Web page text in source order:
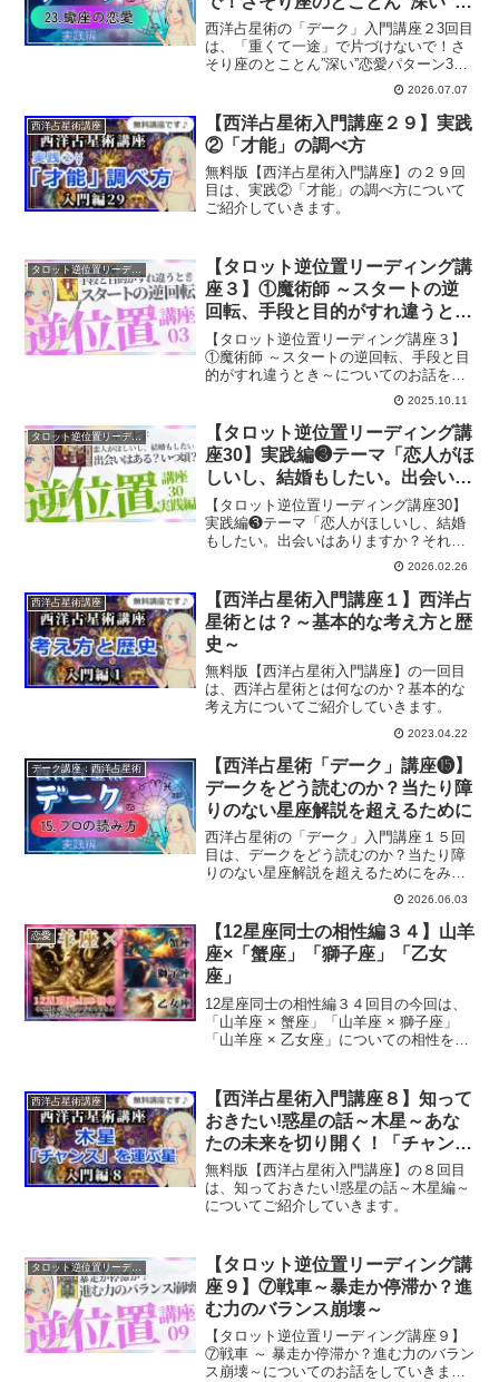
愛パターン3つ
西洋占星術の「デーク」入門講座２3回目
は、「重くて一途」で片づけないで！さ
そり座のとことん”深い”恋愛パターン3つ
2026.07.07
西洋占星術講座
【西洋占星術入門講座２９】実践
②「才能」の調べ方
無料版【西洋占星術入門講座】の２９回
目は、実践②「才能」の調べ方について
ご紹介していきます。
タロット逆位置リーディング講座
【タロット逆位置リーディング講
座３】①魔術師 ～スタートの逆
回転、手段と目的がすれ違うとき
～
【タロット逆位置リーディング講座３】
①魔術師 ～スタートの逆回転、手段と目
的がすれ違うとき～についてのお話をし
2025.10.11
タロット逆位置リーディング講座
【タロット逆位置リーディング講
座30】実践編❸テーマ「恋人がほ
しいし、結婚もしたい。出会いは
ありますか？それはいつ頃？」
【タロット逆位置リーディング講座30】
実践編❸テーマ「恋人がほしいし、結婚
もしたい。出会いはありますか？それは
いつ頃？」について、リーディングして
2026.02.26
西洋占星術講座
【西洋占星術入門講座１】西洋占
星術とは？～基本的な考え方と歴
史～
無料版【西洋占星術入門講座】の一回目
は、西洋占星術とは何なのか？基本的な
考え方についてご紹介していきます。
2023.04.22
デーク講座：西洋占星術
【西洋占星術「デーク」講座⓯】
デークをどう読むのか？当たり障
りのない星座解説を超えるために
西洋占星術の「デーク」入門講座１５回
目は、デークをどう読むのか？当たり障
りのない星座解説を超えるためにをみて
2026.06.03
恋愛
【12星座同士の相性編３４】山羊
座×「蟹座」「獅子座」「乙女
座」
12星座同士の相性編３４回目の今回は、
「山羊座 × 蟹座」「山羊座 × 獅子座」
「山羊座 × 乙女座」についての相性をお
西洋占星術講座
【西洋占星術入門講座８】知って
おきたい!惑星の話～木星～あな
たの未来を切り開く！「チャン
ス」を運ぶ星
無料版【西洋占星術入門講座】の８回目
は、知っておきたい!惑星の話～木星編～
についてご紹介していきます。
タロット逆位置リーディング講座
【タロット逆位置リーディング講
座９】⑦戦車～暴走か停滞か？進
む力のバランス崩壊～
【タロット逆位置リーディング講座９】
⑦戦車 ～ 暴走か停滞か？進む力のバラン
ス崩壊～についてのお話をしていきま